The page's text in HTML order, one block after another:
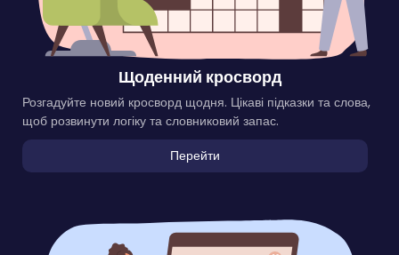
Щоденний кросворд
Розгадуйте новий кросворд щодня. Цікаві підказки та слова,
щоб розвинути логіку та словниковий запас.
Перейти